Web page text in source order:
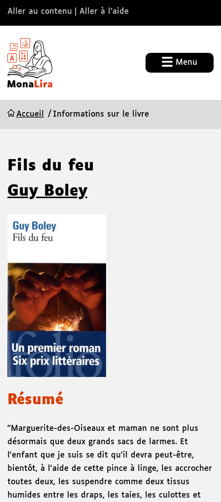
Aller au contenu Aller à l’aide
Menu
Accueil Informations sur le livre
Fils du feu
Guy Boley
Résumé
"Marguerite-des-Oiseaux et maman ne sont plus
désormais que deux grands sacs de larmes. Et
l'enfant que je suis se dit qu'il devra peut-être,
bientôt, à l'aide de cette pince à linge, les accrocher
toutes deux, les suspendre comme deux tissus
humides entre les draps, les taies, les culottes et